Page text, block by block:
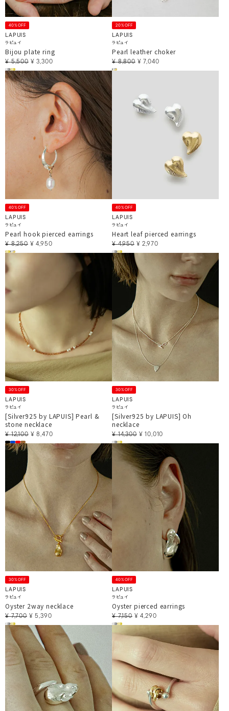
40%OFF
LAPUIS
ラピュイ
Bijou plate ring
¥ 5,500 ¥ 3,300
20%OFF
LAPUIS
ラピュイ
Pearl leather choker
¥ 8,800 ¥ 7,040
40%OFF
LAPUIS
ラピュイ
Pearl hook pierced earrings
¥ 8,250 ¥ 4,950
40%OFF
LAPUIS
ラピュイ
Heart leaf pierced earrings
¥ 4,950 ¥ 2,970
30%OFF
LAPUIS
ラピュイ
[Silver925 by LAPUIS] Pearl &
stone necklace
¥ 12,100 ¥ 8,470
30%OFF
LAPUIS
ラピュイ
[Silver925 by LAPUIS] Oh
necklace
¥ 14,300 ¥ 10,010
30%OFF
LAPUIS
ラピュイ
Oyster 2way necklace
¥ 7,700 ¥ 5,390
40%OFF
LAPUIS
ラピュイ
Oyster pierced earrings
¥ 7,150 ¥ 4,290